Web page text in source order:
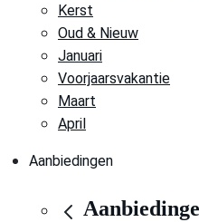
Kerst
Oud & Nieuw
Januari
Voorjaarsvakantie
Maart
April
Aanbiedingen